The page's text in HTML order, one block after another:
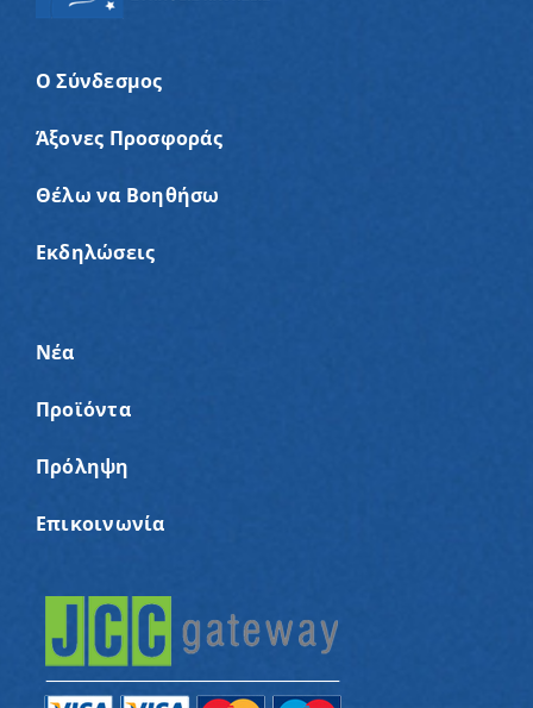
Ο Σύνδεσμος
Άξονες Προσφοράς
Θέλω να Βοηθήσω
Εκδηλώσεις
Νέα
Προϊόντα
Πρόληψη
Επικοινωνία